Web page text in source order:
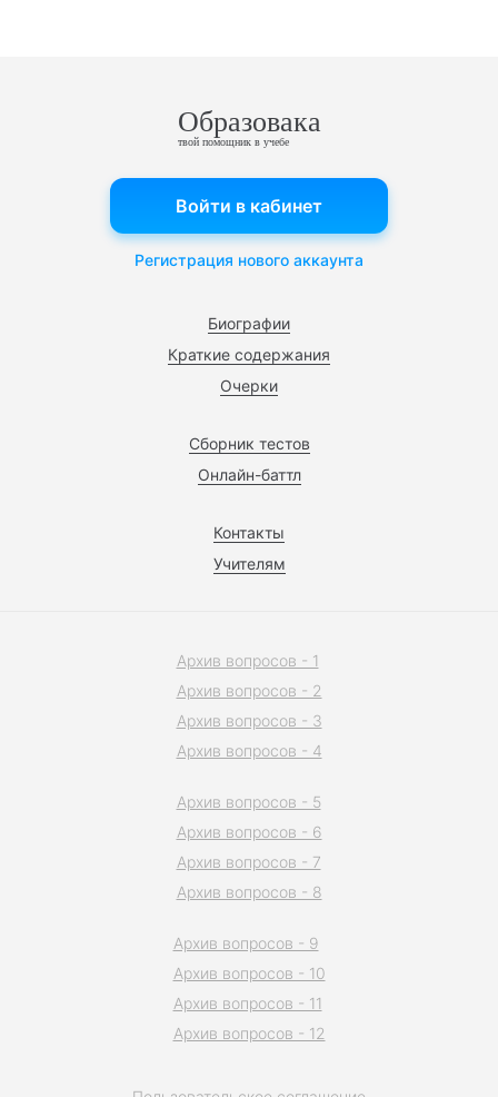
Образовака
твой помощник в учебе
Биографии
Краткие содержания
Очерки
Сборник тестов
Онлайн-баттл
Контакты
Учителям
Войти в кабинет
Регистрация нового аккаунта
Архив вопросов - 1
Архив вопросов - 2
Архив вопросов - 3
Архив вопросов - 4
Архив вопросов - 5
Архив вопросов - 6
Архив вопросов - 7
Архив вопросов - 8
Архив вопросов - 9
Архив вопросов - 10
Архив вопросов - 11
Архив вопросов - 12